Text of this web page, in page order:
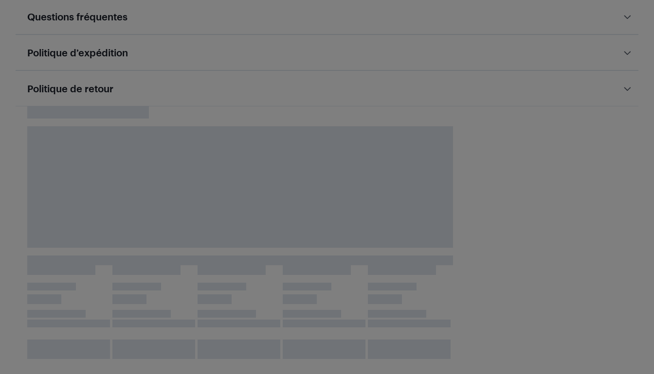
Questions fréquentes
Politique d’expédition
Politique de retour